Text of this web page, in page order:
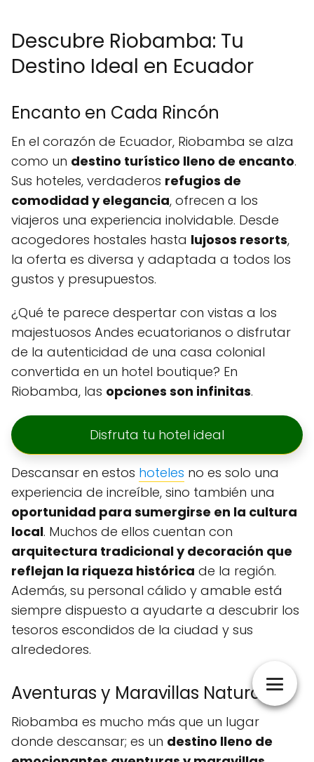
Descubre Riobamba: Tu
Destino Ideal en Ecuador
Encanto en Cada Rincón
En el corazón de Ecuador, Riobamba se alza
como un destino turístico lleno de encanto.
Sus hoteles, verdaderos refugios de
comodidad y elegancia, ofrecen a los
viajeros una experiencia inolvidable. Desde
acogedores hostales hasta lujosos resorts,
la oferta es diversa y adaptada a todos los
gustos y presupuestos.
¿Qué te parece despertar con vistas a los
majestuosos Andes ecuatorianos o disfrutar
de la autenticidad de una casa colonial
convertida en un hotel boutique? En
Riobamba, las opciones son infinitas.
Disfruta tu hotel ideal
Descansar en estos hoteles no es solo una
experiencia de increíble, sino también una
oportunidad para sumergirse en la cultura
local. Muchos de ellos cuentan con
arquitectura tradicional y decoración que
reflejan la riqueza histórica de la región.
Además, su personal cálido y amable está
siempre dispuesto a ayudarte a descubrir los
tesoros escondidos de la ciudad y sus
alrededores.
Aventuras y Maravillas Naturales
Riobamba es mucho más que un lugar
donde descansar; es un destino lleno de